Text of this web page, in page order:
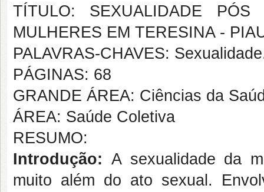
TÍTULO: SEXUALIDADE
MULHERES EM TERESINA -
PALAVRAS-CHAVES:
PÁGINAS: 68
GRANDE ÁREA: Ciências da
ÁREA: Saúde Coletiva
RESUMO:
Introdução: A sexualidade da
muito além do ato sexual.